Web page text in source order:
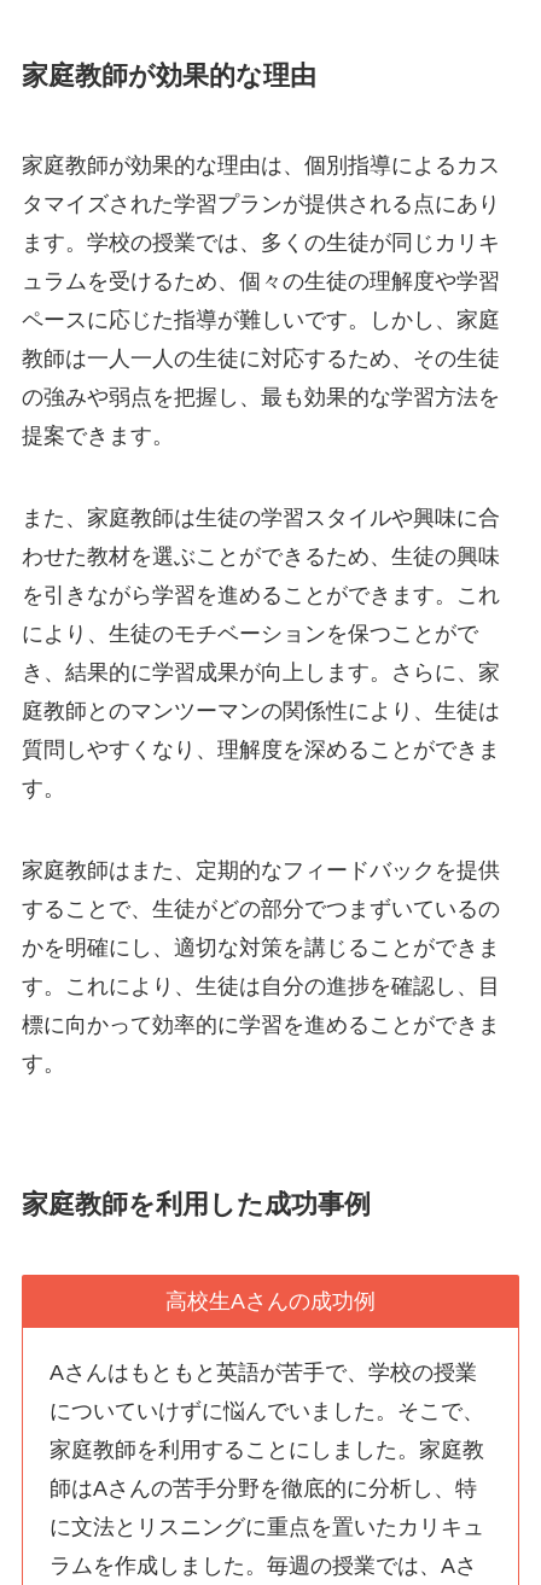
家庭教師が効果的な理由
家庭教師が効果的な理由は、個別指導によるカス
タマイズされた学習プランが提供される点にあり
ます。学校の授業では、多くの生徒が同じカリキ
ュラムを受けるため、個々の生徒の理解度や学習
ペースに応じた指導が難しいです。しかし、家庭
教師は一人一人の生徒に対応するため、その生徒
の強みや弱点を把握し、最も効果的な学習方法を
提案できます。
また、家庭教師は生徒の学習スタイルや興味に合
わせた教材を選ぶことができるため、生徒の興味
を引きながら学習を進めることができます。これ
により、生徒のモチベーションを保つことがで
き、結果的に学習成果が向上します。さらに、家
庭教師とのマンツーマンの関係性により、生徒は
質問しやすくなり、理解度を深めることができま
す。
家庭教師はまた、定期的なフィードバックを提供
することで、生徒がどの部分でつまずいているの
かを明確にし、適切な対策を講じることができま
す。これにより、生徒は自分の進捗を確認し、目
標に向かって効率的に学習を進めることができま
す。
家庭教師を利用した成功事例
高校生Aさんの成功例
Aさんはもともと英語が苦手で、学校の授業
についていけずに悩んでいました。そこで、
家庭教師を利用することにしました。家庭教
師はAさんの苦手分野を徹底的に分析し、特
に文法とリスニングに重点を置いたカリキュ
ラムを作成しました。毎週の授業では、Aさ